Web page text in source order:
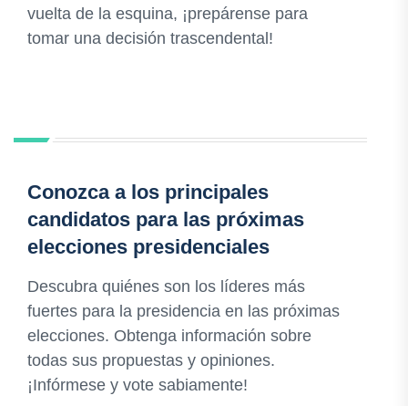
vuelta de la esquina, ¡prepárense para
tomar una decisión trascendental!
Conozca a los principales
candidatos para las próximas
elecciones presidenciales
Descubra quiénes son los líderes más
fuertes para la presidencia en las próximas
elecciones. Obtenga información sobre
todas sus propuestas y opiniones.
¡Infórmese y vote sabiamente!